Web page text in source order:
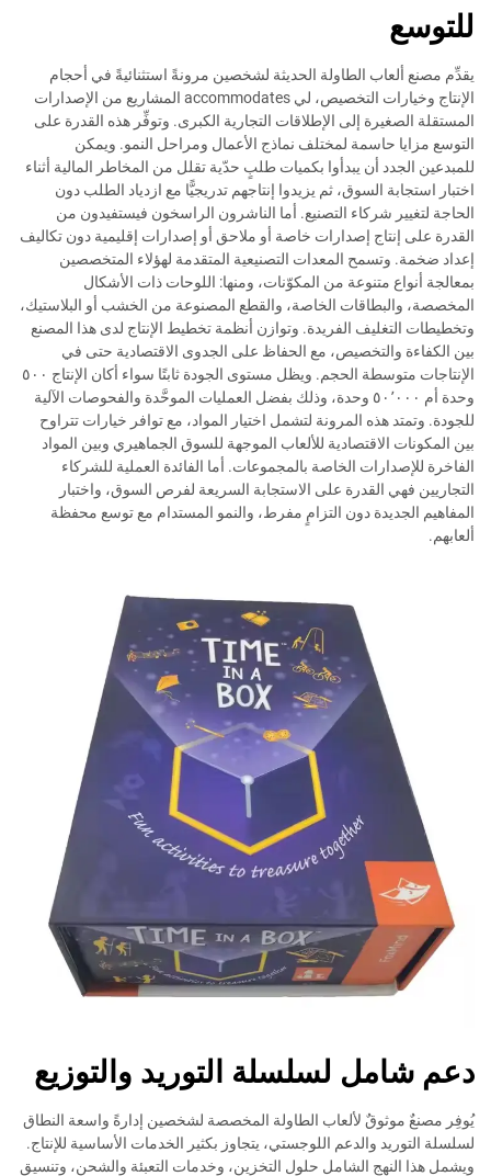
للتوسع
يقدِّم مصنع ألعاب الطاولة الحديثة لشخصين مرونةً استثنائيةً في أحجام
الإنتاج وخيارات التخصيص، لي accommodates المشاريع من الإصدارات
المستقلة الصغيرة إلى الإطلاقات التجارية الكبرى. وتوفِّر هذه القدرة على
التوسع مزايا حاسمة لمختلف نماذج الأعمال ومراحل النمو. ويمكن
للمبدعين الجدد أن يبدأوا بكميات طلبٍ حدّية تقلل من المخاطر المالية أثناء
اختبار استجابة السوق، ثم يزيدوا إنتاجهم تدريجيًّا مع ازدياد الطلب دون
الحاجة لتغيير شركاء التصنيع. أما الناشرون الراسخون فيستفيدون من
القدرة على إنتاج إصدارات خاصة أو ملاحق أو إصدارات إقليمية دون تكاليف
إعداد ضخمة. وتسمح المعدات التصنيعية المتقدمة لهؤلاء المتخصصين
بمعالجة أنواع متنوعة من المكوّنات، ومنها: اللوحات ذات الأشكال
المخصصة، والبطاقات الخاصة، والقطع المصنوعة من الخشب أو البلاستيك،
وتخطيطات التغليف الفريدة. وتوازن أنظمة تخطيط الإنتاج لدى هذا المصنع
بين الكفاءة والتخصيص، مع الحفاظ على الجدوى الاقتصادية حتى في
الإنتاجات متوسطة الحجم. ويظل مستوى الجودة ثابتًا سواء أكان الإنتاج ٥٠٠
وحدة أم ٥٠٬٠٠٠ وحدة، وذلك بفضل العمليات الموحَّدة والفحوصات الآلية
للجودة. وتمتد هذه المرونة لتشمل اختيار المواد، مع توافر خيارات تتراوح
بين المكونات الاقتصادية للألعاب الموجهة للسوق الجماهيري وبين المواد
الفاخرة للإصدارات الخاصة بالمجموعات. أما الفائدة العملية للشركاء
التجاريين فهي القدرة على الاستجابة السريعة لفرص السوق، واختبار
المفاهيم الجديدة دون التزامٍ مفرط، والنمو المستدام مع توسع محفظة
ألعابهم.
دعم شامل لسلسلة التوريد والتوزيع
يُوفِر مصنعٌ موثوقٌ لألعاب الطاولة المخصصة لشخصين إدارةً واسعة النطاق
لسلسلة التوريد والدعم اللوجستي، يتجاوز بكثير الخدمات الأساسية للإنتاج.
ويشمل هذا النهج الشامل حلول التخزين، وخدمات التعبئة والشحن، وتنسيق